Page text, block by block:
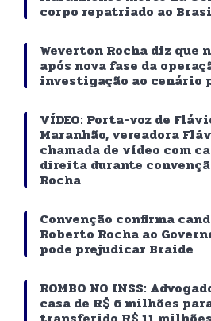
corpo repatriado ao
Weverton Rocha diz que
após nova fase da
investigação ao
VÍDEO: Porta-voz de
Maranhão, vereadora
chamada de vídeo com
direita durante
Rocha
Convenção confirma
Roberto Rocha ao
pode prejudicar Braide
ROMBO NO INSS:
casa de R$ 6 milhões